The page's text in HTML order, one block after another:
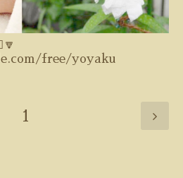
free/yoyaku
1